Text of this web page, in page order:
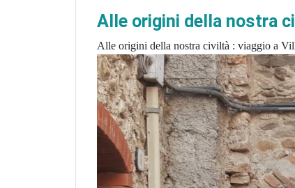
Alle origini della nostra
Alle origini della